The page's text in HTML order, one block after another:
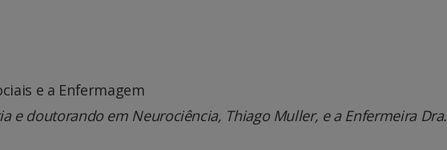
e a Enfermagem
e doutorando em Neurociência, Thiago Muller, e a Enfermeira Dra.